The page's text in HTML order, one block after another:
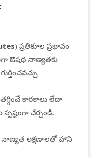
) ప్రతికూల ప్రభావం
ఔషధ నాణ్యతకు
కారకాలు లేదా
చేర్చండి.
నాణ్యత లక్షణాలతో హాని